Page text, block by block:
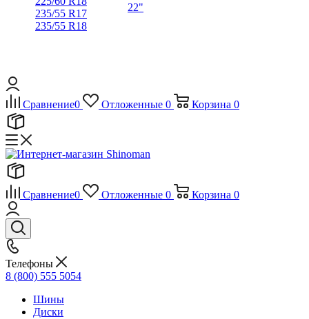
235/55 R17
235/55 R18
22"
Сравнение0 Отложенные 0 Корзина 0
Сравнение0 Отложенные 0 Корзина 0
Телефоны
8 (800) 555 5054
Шины
Диски